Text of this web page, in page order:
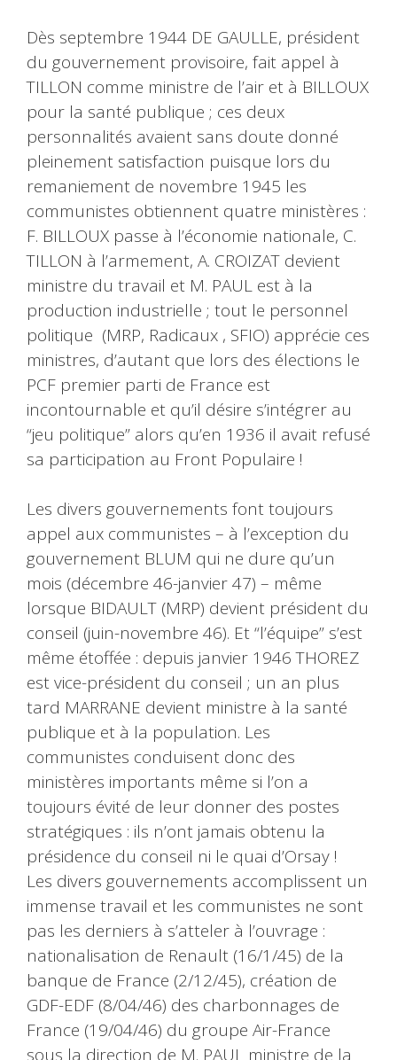
Dès septembre 1944 DE GAULLE, président
du gouvernement provisoire, fait appel à
TILLON comme ministre de l’air et à BILLOUX
pour la santé publique ; ces deux
personnalités avaient sans doute donné
pleinement satisfaction puisque lors du
remaniement de novembre 1945 les
communistes obtiennent quatre ministères :
F. BILLOUX passe à l’économie nationale, C.
TILLON à l’armement, A. CROIZAT devient
ministre du travail et M. PAUL est à la
production industrielle ; tout le personnel
politique (MRP, Radicaux , SFIO) apprécie ces
ministres, d’autant que lors des élections le
PCF premier parti de France est
incontournable et qu’il désire s’intégrer au
“jeu politique” alors qu’en 1936 il avait refusé
sa participation au Front Populaire !
Les divers gouvernements font toujours
appel aux communistes – à l’exception du
gouvernement BLUM qui ne dure qu’un
mois (décembre 46-janvier 47) – même
lorsque BIDAULT (MRP) devient président du
conseil (juin-novembre 46). Et “l’équipe” s’est
même étoffée : depuis janvier 1946 THOREZ
est vice-président du conseil ; un an plus
tard MARRANE devient ministre à la santé
publique et à la population. Les
communistes conduisent donc des
ministères importants même si l’on a
toujours évité de leur donner des postes
stratégiques : ils n’ont jamais obtenu la
présidence du conseil ni le quai d’Orsay !
Les divers gouvernements accomplissent un
immense travail et les communistes ne sont
pas les derniers à s’atteler à l’ouvrage :
nationalisation de Renault (16/1/45) de la
banque de France (2/12/45), création de
GDF-EDF (8/04/46) des charbonnages de
France (19/04/46) du groupe Air-France
sous la direction de M. PAUL ministre de la